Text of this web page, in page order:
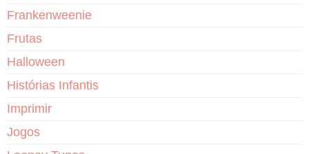
Frankenweenie
Frutas
Halloween
Histórias Infantis
Imprimir
Jogos